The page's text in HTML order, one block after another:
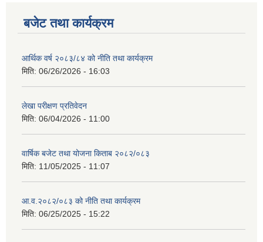
बजेट तथा कार्यक्रम
आर्थिक वर्ष २०८३/८४ को नीति तथा कार्यक्रम
मिति: 06/26/2026 - 16:03
लेखा परीक्षण प्रतिवेदन
मिति: 06/04/2026 - 11:00
वार्षिक बजेट तथा योजना किताब २०८२/०८३
मिति: 11/05/2025 - 11:07
आ.व.२०८२/०८३ को नीति तथा कार्यक्रम
मिति: 06/25/2025 - 15:22